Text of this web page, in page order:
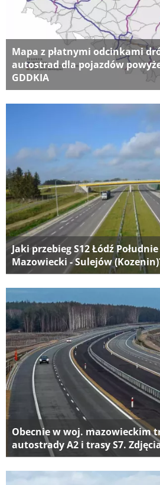
Mapa z płatnymi odcinkami
autostrad dla pojazdów
GDDKIA
Jaki przebieg S12 Łódź
Mazowiecki - Sulejów
Obecnie w woj. mazowieckim
autostrady A2 i trasy S7.